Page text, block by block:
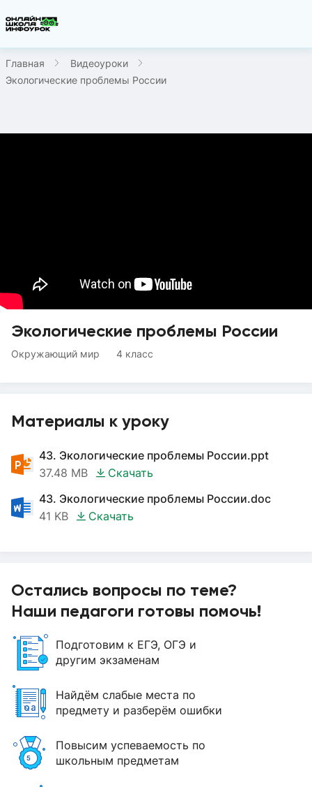
Главная
Видеоуроки
Экологические проблемы России
Экологические проблемы России
Окружающий мир 4 класс
Материалы к уроку
43. Экологические проблемы России.ppt
37.48 MB
Скачать
43. Экологические проблемы России.doc
41 KB
Скачать
Остались вопросы по теме?
Наши педагоги готовы помочь!
Подготовим к ЕГЭ, ОГЭ и
другим экзаменам
Найдём слабые места по
предмету и разберём ошибки
Повысим успеваемость по
школьным предметам